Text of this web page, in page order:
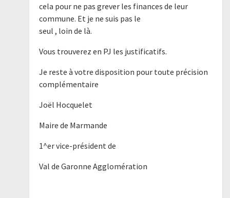
cela pour ne pas grever les finances de leur
commune. Et je ne suis pas le
seul , loin de là.
Vous trouverez en PJ les justificatifs.
Je reste à votre disposition pour toute précision
complémentaire
Joël Hocquelet
Maire de Marmande
1^er vice-président de
Val de Garonne Agglomération